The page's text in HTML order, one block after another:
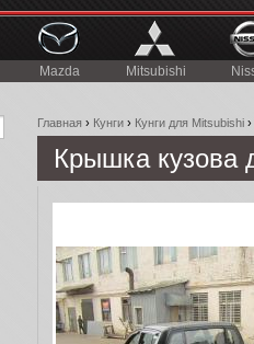
Mazda Mitsubishi
Главная › Кунги › Кунги для Mitsubishi ›
Крышка кузова